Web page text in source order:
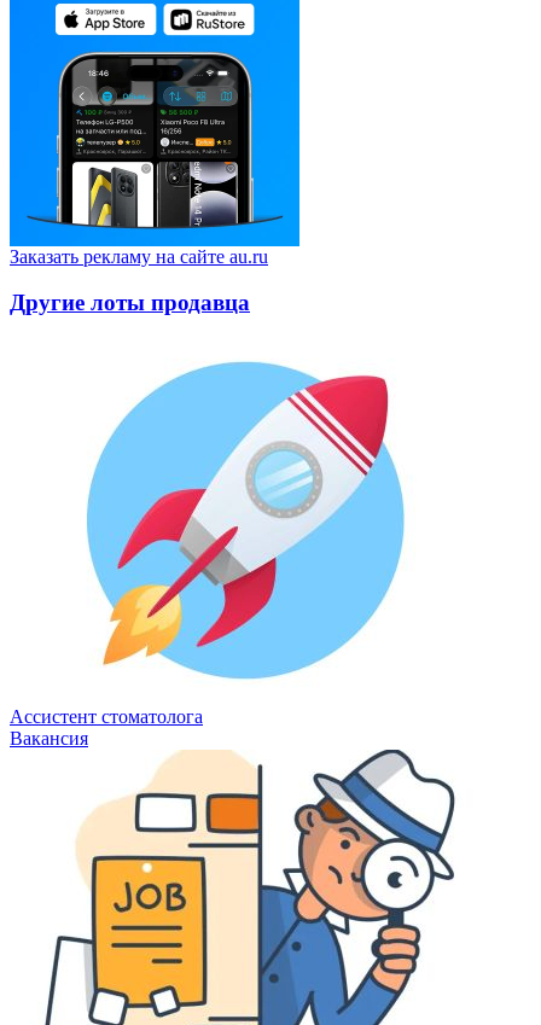
Заказать рекламу на сайте au.ru
Другие лоты продавца
Ассистент стоматолога
Вакансия